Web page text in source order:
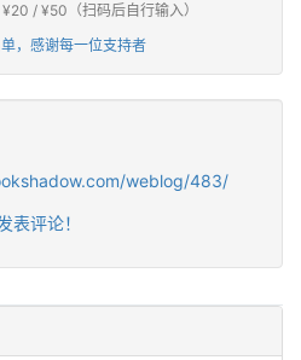
/ ¥50（扫码后自行输入）
，感谢每一位支持者
weblog/483/
表评论！